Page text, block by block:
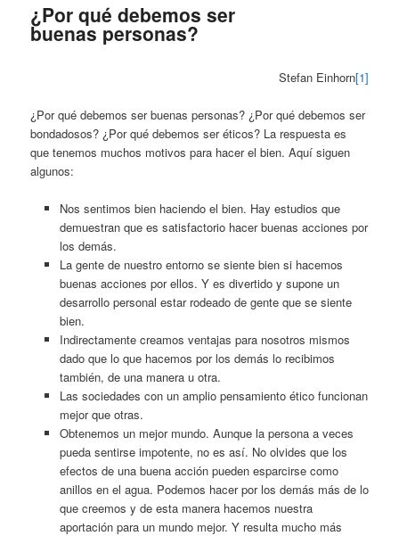
¿Por qué debemos ser
buenas personas?
Stefan Einhorn[1]
¿Por qué debemos ser buenas personas? ¿Por qué debemos ser
bondadosos? ¿Por qué debemos ser éticos? La respuesta es
que tenemos muchos motivos para hacer el bien. Aquí siguen
algunos:
Nos sentimos bien haciendo el bien. Hay estudios que
demuestran que es satisfactorio hacer buenas acciones por
los demás.
La gente de nuestro entorno se siente bien si hacemos
buenas acciones por ellos. Y es divertido y supone un
desarrollo personal estar rodeado de gente que se siente
bien.
Indirectamente creamos ventajas para nosotros mismos
dado que lo que hacemos por los demás lo recibimos
también, de una manera u otra.
Las sociedades con un amplio pensamiento ético funcionan
mejor que otras.
Obtenemos un mejor mundo. Aunque la persona a veces
pueda sentirse impotente, no es así. No olvides que los
efectos de una buena acción pueden esparcirse como
anillos en el agua. Podemos hacer por los demás más de lo
que creemos y de esta manera hacemos nuestra
aportación para un mundo mejor. Y resulta mucho más